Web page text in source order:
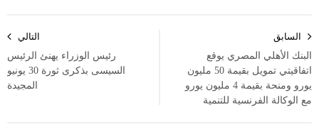
المقالات
السابق
البنك الأهلي المصري يوقع
اتفاقيتي تمويل بقيمة 50 مليون
يورو ومنحة بقيمة 4 مليون يورو
مع الوكالة الفرنسية للتنمية
التالي
رئيس الوزراء يهنئ الرئيس
السيسى بذكرى ثورة 30 يونيو
المجيدة